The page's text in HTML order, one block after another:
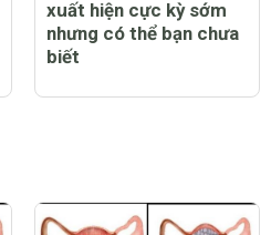
xuất hiện cực kỳ sớm
nhưng có thể bạn chưa
biết